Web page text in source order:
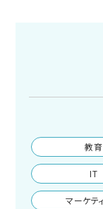
教育
IT
マーケテ